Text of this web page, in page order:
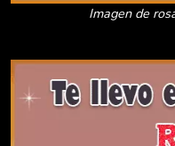
Imagen de